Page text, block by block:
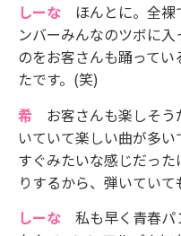
しーな ほんとに。全裸
ンバーみんなのツボに
のをお客さんも踊って
たです。(笑)
希 お客さんも楽しそ
いていて楽しい曲が多
すぐみたいな感じだっ
りするから、弾いていて
しーな 私も早く青春